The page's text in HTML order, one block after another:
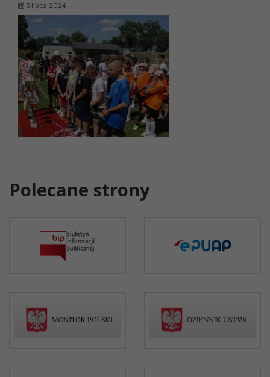
3 lipca 2024
Polecane strony